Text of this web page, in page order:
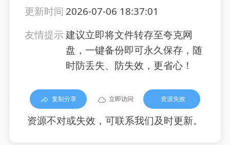
更新时间 2026-07-06 18:37:01
友情提示建议立即将文件转存至夸克网
盘，一键备份即可永久保存，随
时防丢失、防失效，更省心！
复制分享 立即访问 资源失效
资源不对或失效，可联系我们及时更新。